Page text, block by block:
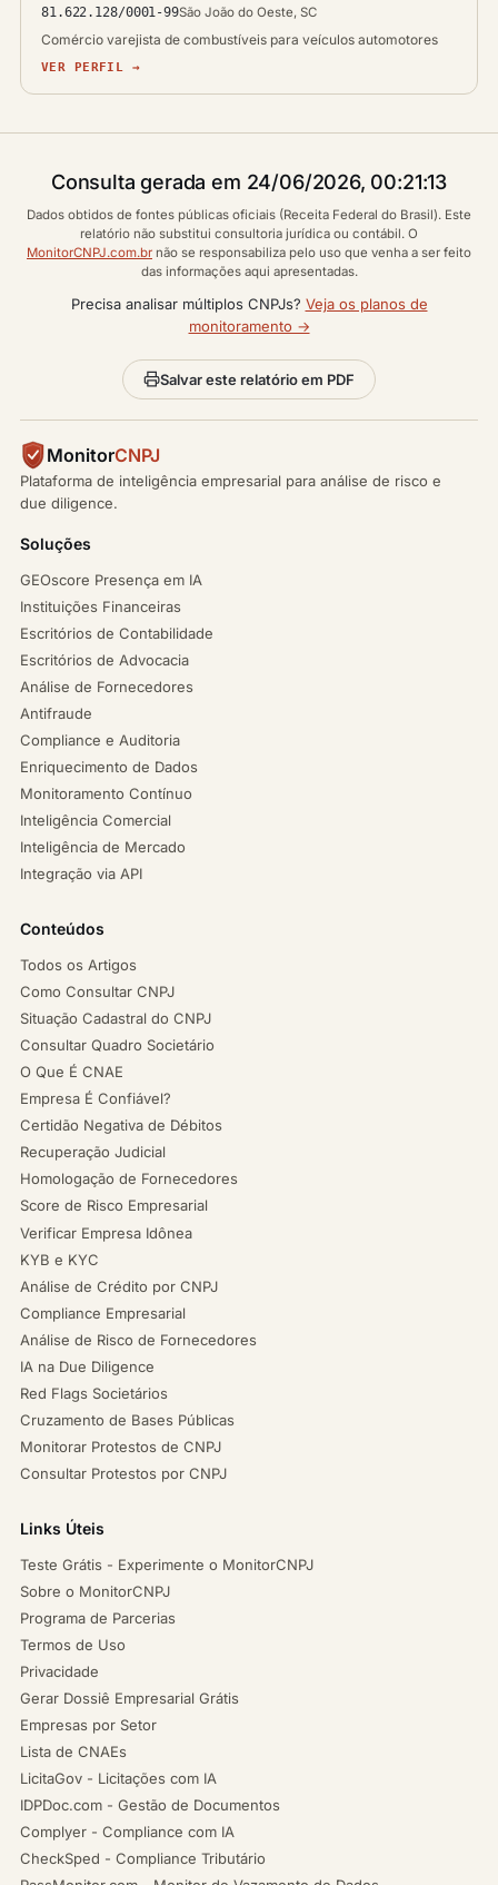
81.622.128/0001-99São João do Oeste, SC
Comércio varejista de combustíveis para veículos automotores
VER PERFIL →
Consulta gerada em 24/06/2026, 00:21:13
Dados obtidos de fontes públicas oficiais (Receita Federal do Brasil). Este
relatório não substitui consultoria jurídica ou contábil. O
MonitorCNPJ.com.br não se responsabiliza pelo uso que venha a ser feito
das informações aqui apresentadas.
Precisa analisar múltiplos CNPJs? Veja os planos de
monitoramento →
Salvar este relatório em PDF
MonitorCNPJ
Plataforma de inteligência empresarial para análise de risco e
due diligence.
Soluções
GEOscore Presença em IA
Instituições Financeiras
Escritórios de Contabilidade
Escritórios de Advocacia
Análise de Fornecedores
Antifraude
Compliance e Auditoria
Enriquecimento de Dados
Monitoramento Contínuo
Inteligência Comercial
Inteligência de Mercado
Integração via API
Conteúdos
Todos os Artigos
Como Consultar CNPJ
Situação Cadastral do CNPJ
Consultar Quadro Societário
O Que É CNAE
Empresa É Confiável?
Certidão Negativa de Débitos
Recuperação Judicial
Homologação de Fornecedores
Score de Risco Empresarial
Verificar Empresa Idônea
KYB e KYC
Análise de Crédito por CNPJ
Compliance Empresarial
Análise de Risco de Fornecedores
IA na Due Diligence
Red Flags Societários
Cruzamento de Bases Públicas
Monitorar Protestos de CNPJ
Consultar Protestos por CNPJ
Links Úteis
Teste Grátis - Experimente o MonitorCNPJ
Sobre o MonitorCNPJ
Programa de Parcerias
Termos de Uso
Privacidade
Gerar Dossiê Empresarial Grátis
Empresas por Setor
Lista de CNAEs
LicitaGov - Licitações com IA
IDPDoc.com - Gestão de Documentos
Complyer - Compliance com IA
CheckSped - Compliance Tributário